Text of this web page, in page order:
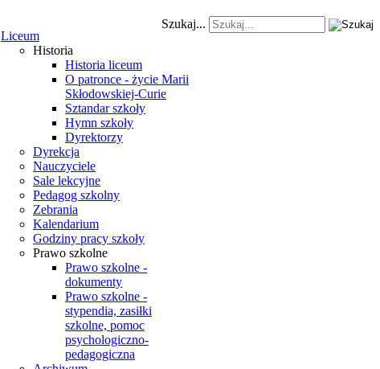
Szukaj...
Liceum
Historia
Historia liceum
O patronce - życie Marii
Skłodowskiej-Curie
Sztandar szkoły
Hymn szkoły
Dyrektorzy
Dyrekcja
Nauczyciele
Sale lekcyjne
Pedagog szkolny
Zebrania
Kalendarium
Godziny pracy szkoły
Prawo szkolne
Prawo szkolne -
dokumenty
Prawo szkolne -
stypendia, zasiłki
szkolne, pomoc
psychologiczno-
pedagogiczna